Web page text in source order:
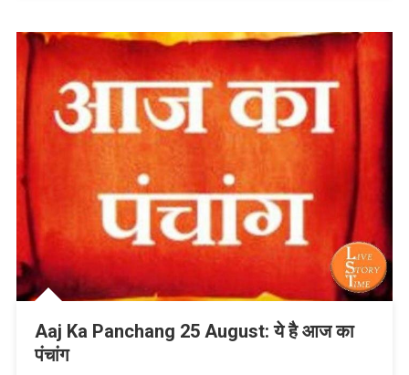
Aaj Ka Panchang 25 August: ये है आज का
पंचांग